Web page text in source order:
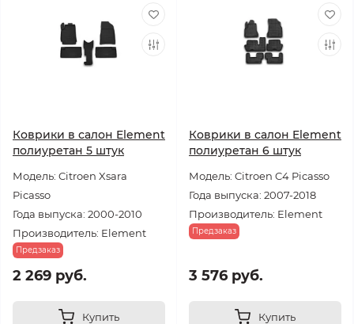
Коврики в салон Element
полиуретан 5 штук
Модель: Citroen Xsara
Picasso
Года выпуска: 2000-2010
Производитель: Element
Предзаказ
2 269 руб.
Купить
Коврики в салон Element
полиуретан 6 штук
Модель: Citroen C4 Picasso
Года выпуска: 2007-2018
Производитель: Element
Предзаказ
3 576 руб.
Купить